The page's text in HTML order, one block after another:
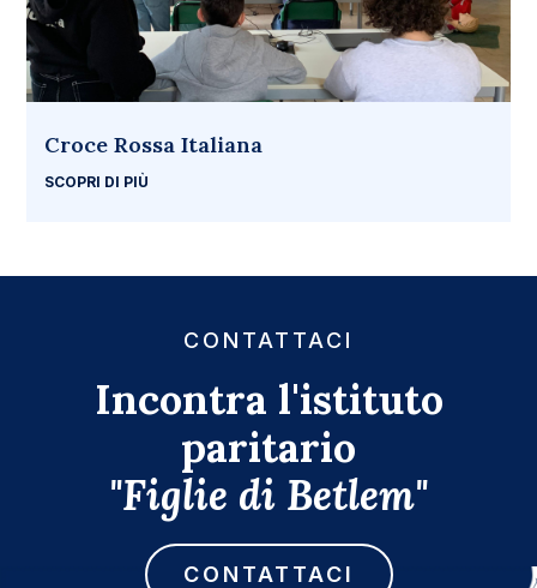
Croce Rossa Italiana
SCOPRI DI PIÙ
CONTATTACI
Incontra l'istituto
paritario
"Figlie di Betlem"
CONTATTACI